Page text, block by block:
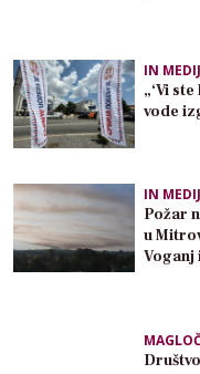
IN
„‘Vi
vode
IN
Požar
u
Voganj